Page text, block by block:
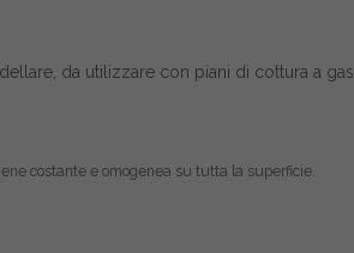
da utilizzare con piani di cottura a gas .
costante e omogenea su tutta la superficie.